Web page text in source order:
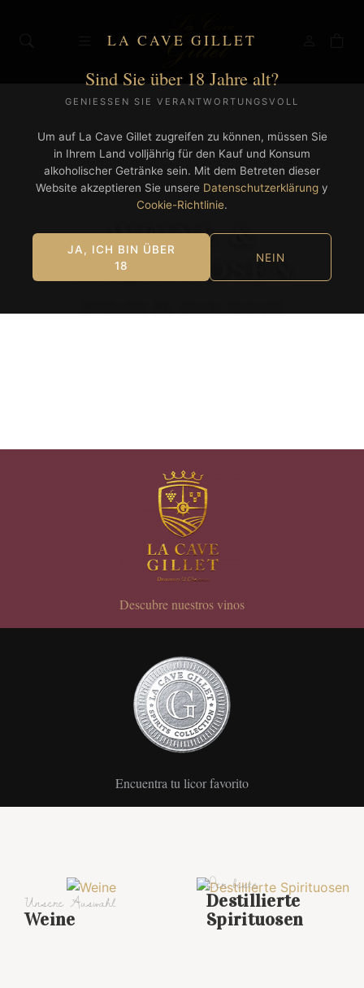
LA CAVE GILLET
Sind Sie über 18 Jahre alt?
GENIESSEN SIE VERANTWORTUNGSVOLL
Um auf La Cave Gillet zugreifen zu können, müssen Sie
in Ihrem Land volljährig für den Kauf und Konsum
alkoholischer Getränke sein. Mit dem Betreten dieser
Website akzeptieren Sie unsere Datenschutzerklärung y
Cookie-Richtlinie.
JA, ICH BIN ÜBER
18
NEIN
WEINE &
SPIRITUOSEN
Descubre nuestros vinos
Encuentra tu licor favorito
Unsere Auswahl
Weine
Der beste
Destillierte
Spirituosen